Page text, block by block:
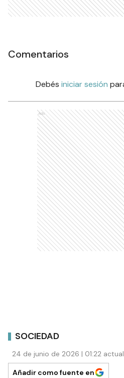
Comentarios
Debés iniciar sesión
Ads
SOCIEDAD
24 de junio de 2026 | 01:22
Añadir como fuente en